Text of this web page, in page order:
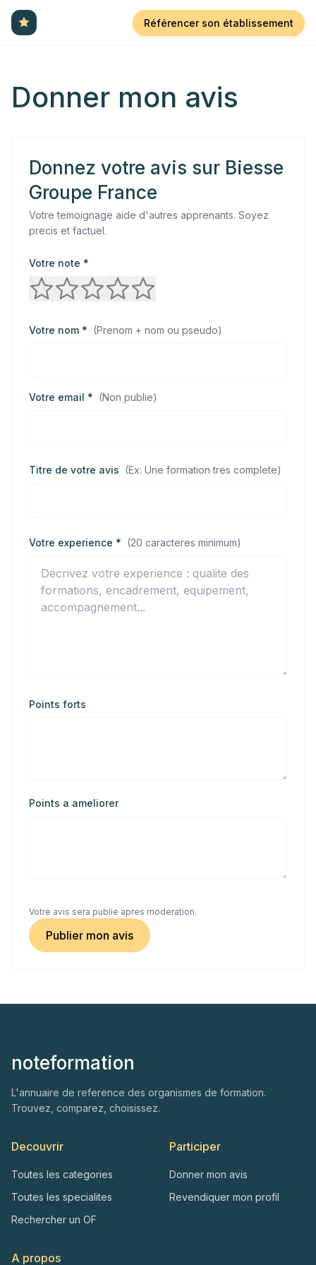
Référencer son établissement
Donner mon avis
Donnez votre avis sur Biesse
Groupe France
Votre temoignage aide d'autres apprenants. Soyez
precis et factuel.
Votre note *
Votre nom * (Prenom + nom ou pseudo)
Votre email * (Non publie)
Titre de votre avis (Ex: Une formation tres complete)
Votre experience * (20 caracteres minimum)
Points forts
Points a ameliorer
Votre avis sera publie apres moderation.
Publier mon avis
noteformation
L'annuaire de reference des organismes de formation.
Trouvez, comparez, choisissez.
Decouvrir
Toutes les categories
Toutes les specialites
Rechercher un OF
Participer
Donner mon avis
Revendiquer mon profil
A propos